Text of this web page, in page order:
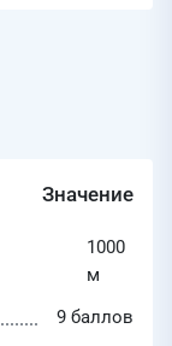
Значение
1000
м
9 баллов